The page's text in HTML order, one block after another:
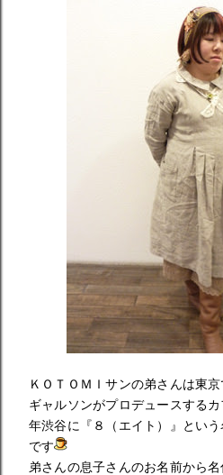
ＫＯＴＯＭＩサンの弟さんは東
ギャルソンがプロデュースする
年渋谷に『８（エイト）』とい
です
弟さんの息子さんのお名前から